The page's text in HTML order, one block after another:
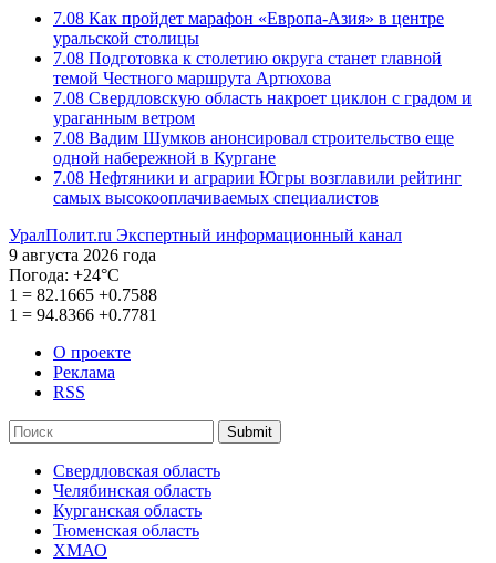
7.08 Как пройдет марафон «Европа-Азия» в центре
уральской столицы
7.08 Подготовка к столетию округа станет главной
темой Честного маршрута Артюхова
7.08 Свердловскую область накроет циклон с градом и
ураганным ветром
7.08 Вадим Шумков анонсировал строительство еще
одной набережной в Кургане
7.08 Нефтяники и аграрии Югры возглавили рейтинг
самых высокооплачиваемых специалистов
УралПолит.ru Экспертный информационный канал
9 августа 2026 года
Погода: +24°С
1 = 82.1665 +0.7588
1 = 94.8366 +0.7781
О проекте
Реклама
RSS
Submit
Свердловская область
Челябинская область
Курганская область
Тюменская область
ХМАО